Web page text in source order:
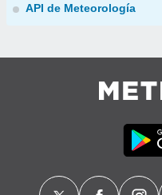
API de Meteorología